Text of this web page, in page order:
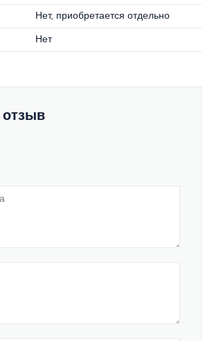
Нет, приобретается отдельно
Нет
отзыв